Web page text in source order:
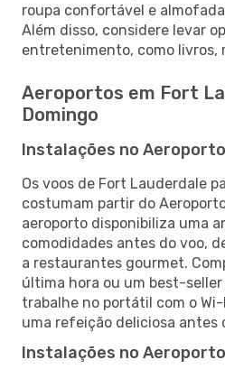
roupa confortável e
Além disso, considere levar
entretenimento, como livros,
Aeroportos em Fort
Domingo
Instalações no
Os voos de Fort Lauderdale
costumam partir do
aeroporto disponibiliza uma
comodidades antes do voo,
a restaurantes gourmet.
última hora ou um best-
trabalhe no portátil com o
uma refeição deliciosa antes
Instalações no